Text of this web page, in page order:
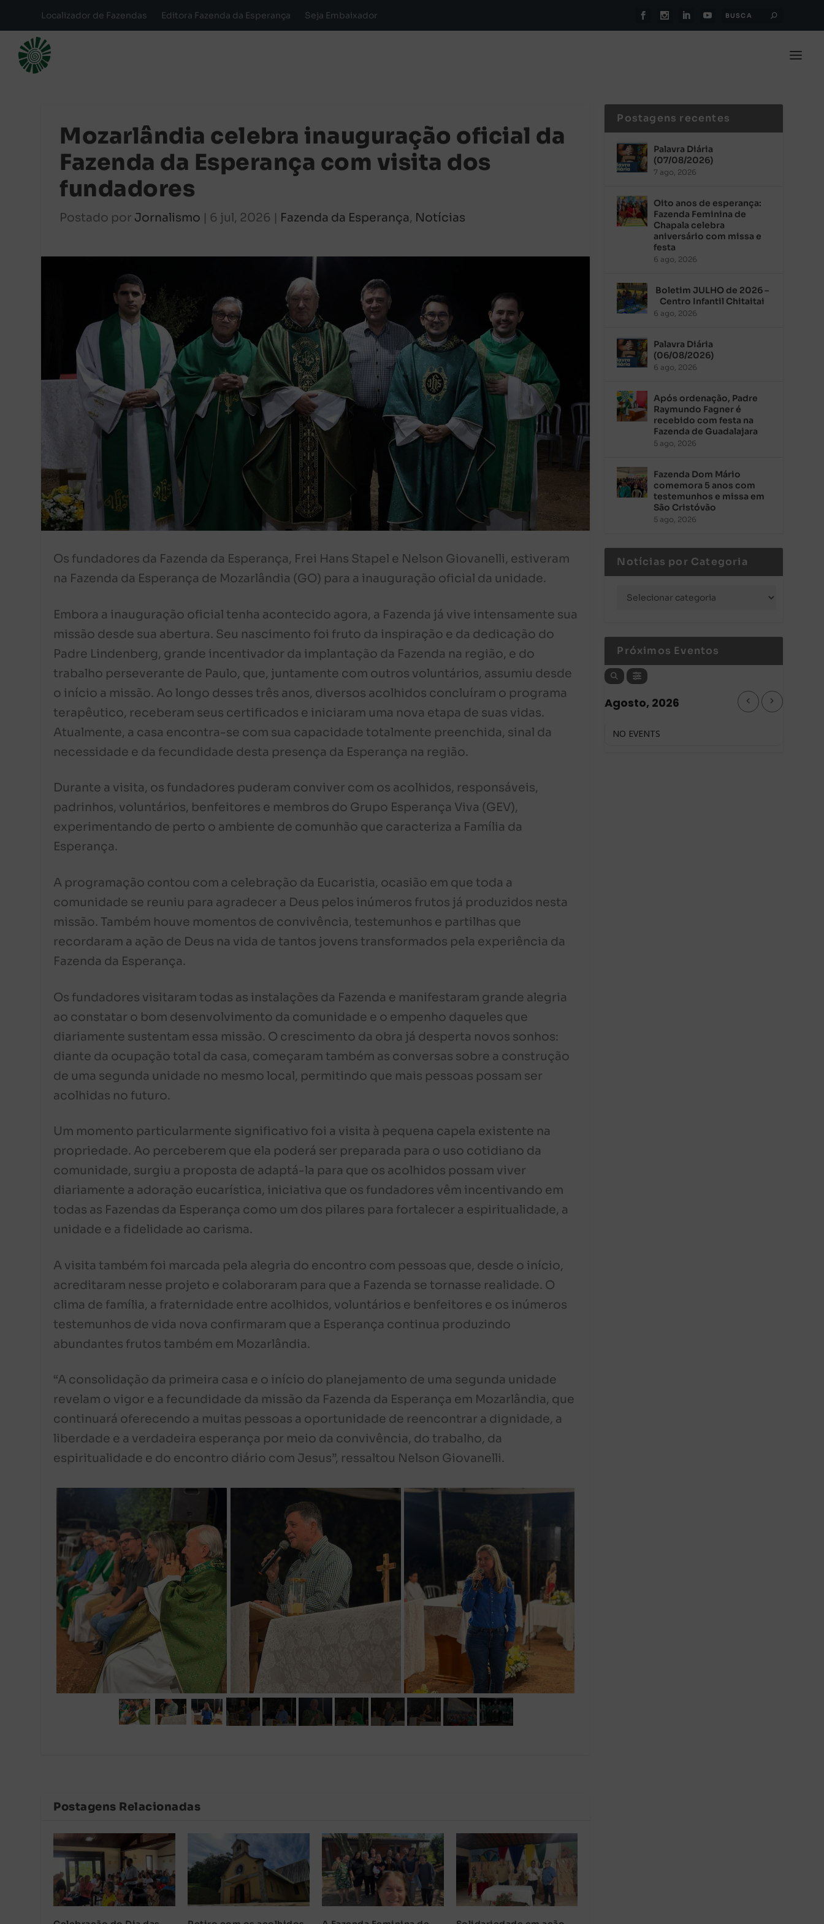
Localizador de Fazendas Editora Fazenda da Esperança Seja Embaixador
Mozarlândia celebra inauguração oficial da
Fazenda da Esperança com visita dos
fundadores
Postado por Jornalismo | 6 jul, 2026 | Fazenda da Esperança, Notícias
Os fundadores da Fazenda da Esperança, Frei Hans Stapel e Nelson Giovanelli, estiveram
na Fazenda da Esperança de Mozarlândia (GO) para a inauguração oficial da unidade.
Embora a inauguração oficial tenha acontecido agora, a Fazenda já vive intensamente sua
missão desde sua abertura. Seu nascimento foi fruto da inspiração e da dedicação do
Padre Lindenberg, grande incentivador da implantação da Fazenda na região, e do
trabalho perseverante de Paulo, que, juntamente com outros voluntários, assumiu desde
o início a missão. Ao longo desses três anos, diversos acolhidos concluíram o programa
terapêutico, receberam seus certificados e iniciaram uma nova etapa de suas vidas.
Atualmente, a casa encontra-se com sua capacidade totalmente preenchida, sinal da
necessidade e da fecundidade desta presença da Esperança na região.
Durante a visita, os fundadores puderam conviver com os acolhidos, responsáveis,
padrinhos, voluntários, benfeitores e membros do Grupo Esperança Viva (GEV),
experimentando de perto o ambiente de comunhão que caracteriza a Família da
Esperança.
A programação contou com a celebração da Eucaristia, ocasião em que toda a
comunidade se reuniu para agradecer a Deus pelos inúmeros frutos já produzidos nesta
missão. Também houve momentos de convivência, testemunhos e partilhas que
recordaram a ação de Deus na vida de tantos jovens transformados pela experiência da
Fazenda da Esperança.
Os fundadores visitaram todas as instalações da Fazenda e manifestaram grande alegria
ao constatar o bom desenvolvimento da comunidade e o empenho daqueles que
diariamente sustentam essa missão. O crescimento da obra já desperta novos sonhos:
diante da ocupação total da casa, começaram também as conversas sobre a construção
de uma segunda unidade no mesmo local, permitindo que mais pessoas possam ser
acolhidas no futuro.
Um momento particularmente significativo foi a visita à pequena capela existente na
propriedade. Ao perceberem que ela poderá ser preparada para o uso cotidiano da
comunidade, surgiu a proposta de adaptá-la para que os acolhidos possam viver
diariamente a adoração eucarística, iniciativa que os fundadores vêm incentivando em
todas as Fazendas da Esperança como um dos pilares para fortalecer a espiritualidade, a
unidade e a fidelidade ao carisma.
A visita também foi marcada pela alegria do encontro com pessoas que, desde o início,
acreditaram nesse projeto e colaboraram para que a Fazenda se tornasse realidade. O
clima de família, a fraternidade entre acolhidos, voluntários e benfeitores e os inúmeros
testemunhos de vida nova confirmaram que a Esperança continua produzindo
abundantes frutos também em Mozarlândia.
“A consolidação da primeira casa e o início do planejamento de uma segunda unidade
revelam o vigor e a fecundidade da missão da Fazenda da Esperança em Mozarlândia, que
continuará oferecendo a muitas pessoas a oportunidade de reencontrar a dignidade, a
liberdade e a verdadeira esperança por meio da convivência, do trabalho, da
espiritualidade e do encontro diário com Jesus”, ressaltou Nelson Giovanelli.
Postagens Relacionadas
Postagens recentes
Palavra Diária
(07/08/2026)
7 ago, 2026
Oito anos de esperança:
Fazenda Feminina de
Chapala celebra
aniversário com missa e
festa
6 ago, 2026
Boletim JULHO de 2026 –
Centro Infantil Chitaitai
6 ago, 2026
Palavra Diária
(06/08/2026)
6 ago, 2026
Após ordenação, Padre
Raymundo Fagner é
recebido com festa na
Fazenda de Guadalajara
5 ago, 2026
Fazenda Dom Mário
comemora 5 anos com
testemunhos e missa em
São Cristóvão
5 ago, 2026
Notícias por Categoria
Próximos Eventos
Agosto, 2026
NO EVENTS